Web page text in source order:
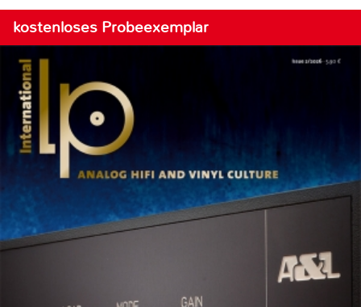
kostenloses Probeexemplar